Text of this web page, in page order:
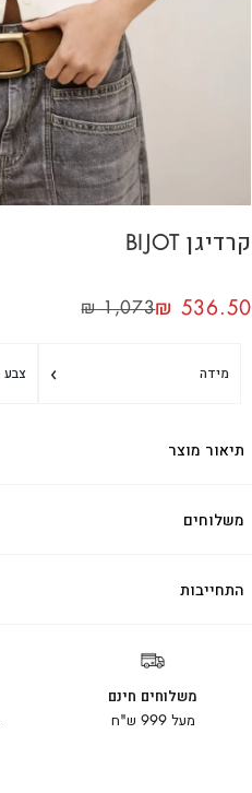
קרדיגן BIJOT
₪1,073₪ 536.50
מידה › צבע
תיאור מוצר
משלוחים
התחייבות
משלוחים חינם
מעל 999 ש"ח